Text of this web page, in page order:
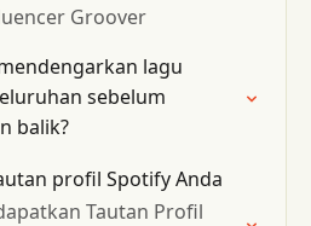
Groover
lagu
sebelum
balik?
profil Spotify Anda
Tautan Profil